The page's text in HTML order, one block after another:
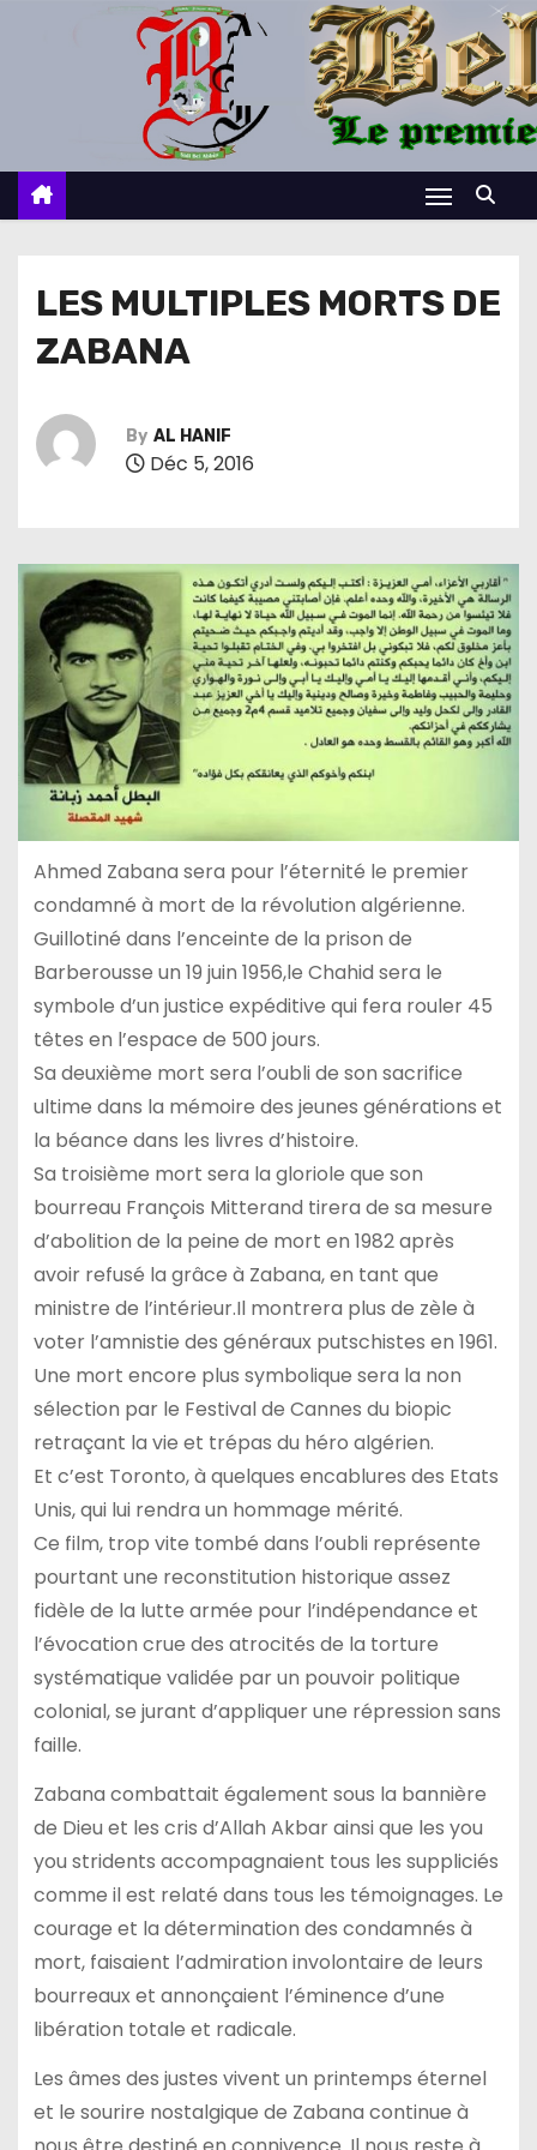
c
LES MULTIPLES MORTS DE
ZABANA
By AL HANIF
Déc 5, 2016
Ahmed Zabana sera pour l’éternité le premier
condamné à mort de la révolution algérienne.
Guillotiné dans l’enceinte de la prison de
Barberousse un 19 juin 1956,le Chahid sera le
symbole d’un justice expéditive qui fera rouler 45
têtes en l’espace de 500 jours.
Sa deuxième mort sera l’oubli de son sacrifice
ultime dans la mémoire des jeunes générations et
la béance dans les livres d’histoire.
Sa troisième mort sera la gloriole que son
bourreau François Mitterand tirera de sa mesure
d’abolition de la peine de mort en 1982 après
avoir refusé la grâce à Zabana, en tant que
ministre de l’intérieur.Il montrera plus de zèle à
voter l’amnistie des généraux putschistes en 1961.
Une mort encore plus symbolique sera la non
sélection par le Festival de Cannes du biopic
retraçant la vie et trépas du héro algérien.
Et c’est Toronto, à quelques encablures des Etats
Unis, qui lui rendra un hommage mérité.
Ce film, trop vite tombé dans l’oubli représente
pourtant une reconstitution historique assez
fidèle de la lutte armée pour l’indépendance et
l’évocation crue des atrocités de la torture
systématique validée par un pouvoir politique
colonial, se jurant d’appliquer une répression sans
faille.
Zabana combattait également sous la bannière
de Dieu et les cris d’Allah Akbar ainsi que les you
you stridents accompagnaient tous les suppliciés
comme il est relaté dans tous les témoignages. Le
courage et la détermination des condamnés à
mort, faisaient l’admiration involontaire de leurs
bourreaux et annonçaient l’éminence d’une
libération totale et radicale.
Les âmes des justes vivent un printemps éternel
et le sourire nostalgique de Zabana continue à